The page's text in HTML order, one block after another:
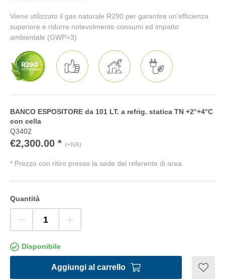
Viene utilizzato il gas naturale R290 per garantire un’efficienza
superiore e ridurre notevolmente consumi ed impatto
ambientale (GWP=3)
BANCO ESPOSITORE da 101 LT. a refrig. statica TN +2°+4°C
con cella
Q3402
€2,300.00 * (+IVA)
* Prezzo con ritiro presso la sede del referente di area
Quantità
Disponibile
Aggiungi al carrello